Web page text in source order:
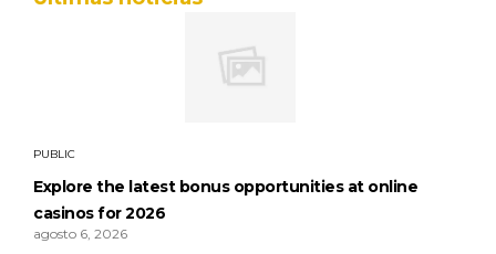
PUBLIC
Explore the latest bonus opportunities at online
casinos for 2026
agosto 6, 2026